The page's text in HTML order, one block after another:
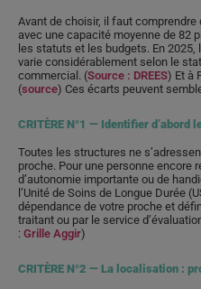
Avant de choisir, il faut comprendre
avec une capacité moyenne de 82
les statuts et les budgets. En
varie considérablement selon le
commercial. (Source : DREES) Et à
(source) Ces écarts peuvent
CRITÈRE N°1 — Identifier d’abord
Toutes les structures ne
proche. Pour une personne encore
d’autonomie importante ou de
l’Unité de Soins de Longue Durée
dépendance de votre proche et
traitant ou par le service
: Grille Aggir)
CRITÈRE N°2 — La localisation :